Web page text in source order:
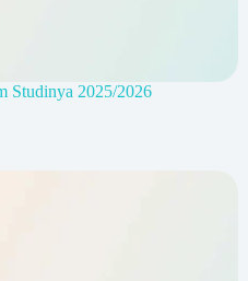
Studinya 2025/2026